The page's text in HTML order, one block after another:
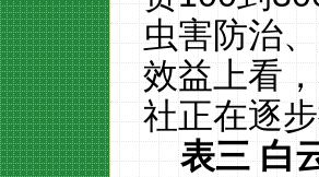
虫害防治
效益上看
社正在逐
表三白